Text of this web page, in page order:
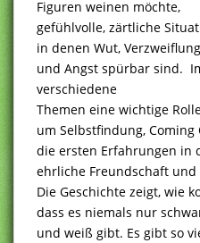
Figuren weinen möchte,
gefühlvolle, zärtliche
in denen Wut, Verzweiflung
und Angst spürbar sind.
verschiedene
Themen eine wichtige
um Selbstfindung, Coming
die ersten Erfahrungen in
ehrliche Freundschaft und
Die Geschichte zeigt, wie
dass es niemals nur
und weiß gibt. Es gibt so